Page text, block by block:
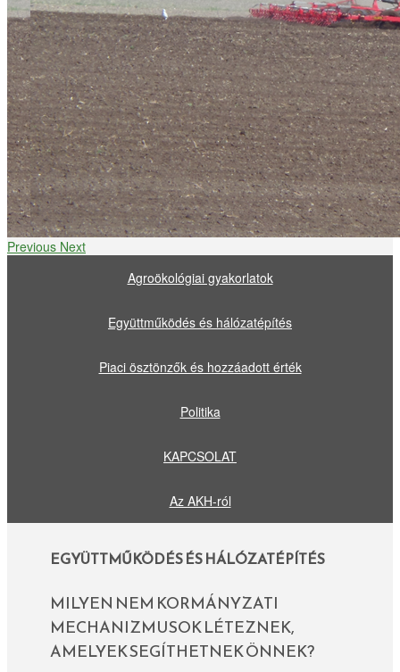
Previous Next
Agroökológiai gyakorlatok
Együttműködés és hálózatépítés
Piaci ösztönzők és hozzáadott érték
Politika
KAPCSOLAT
Az AKH-ról
EGYÜTTMŰKÖDÉS ÉS HÁLÓZATÉPÍTÉS
MILYEN NEM KORMÁNYZATI
MECHANIZMUSOK LÉTEZNEK,
AMELYEK SEGÍTHETNEK ÖNNEK?